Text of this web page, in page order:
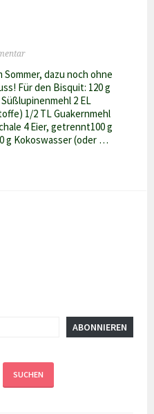
dazu noch ohne
Für den Bisquit: 120 g
2 EL
1/2 TL Guakernmehl
4 Eier, getrennt100 g
g Kokoswasser (oder …
ABONNIEREN
SUCHEN